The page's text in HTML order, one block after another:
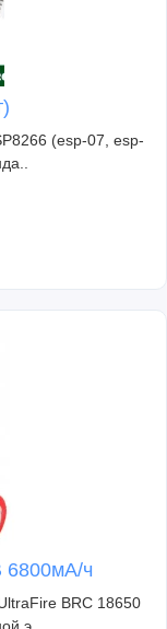
(esp-07, esp-
6800мА/ч
BRC 18650